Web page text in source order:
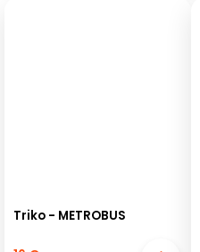
Triko - METROBUS